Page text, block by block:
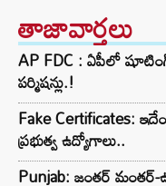
తాజావార్తలు
AP FDC : ఏపీలో
పర్మిషన్లు.!
Fake Certificates:
ప్రభుత్వ ఉద్యోగాలు..
Punjab: జంతర్ మంతర్-